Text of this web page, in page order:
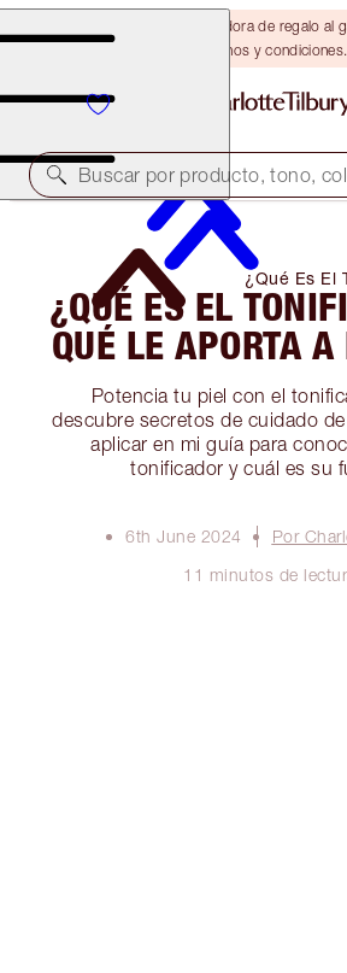
Obtén una brocha bronceadora de regalo al
términos y condiciones.
Buscar por producto, tono,
¿Qué Es El
Le Aporta a
¿QUÉ ES EL
QUÉ LE APORTA
Potencia tu piel con el
descubre secretos de cuidado
aplicar en mi guía para
tonificador y cuál es su
6th June 2024
Por
11 minutos de